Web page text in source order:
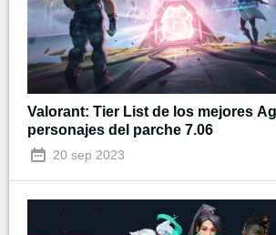
Valorant: Tier List de los mejores
personajes del parche 7.06
20 sep 2023